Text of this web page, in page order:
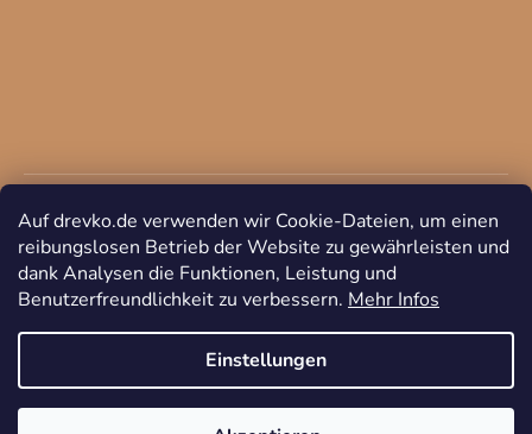
Auf drevko.de verwenden wir Cookie-Dateien, um einen
reibungslosen Betrieb der Website zu gewährleisten und
dank Analysen die Funktionen, Leistung und
Benutzerfreundlichkeit zu verbessern. Mehr Infos
Einstellungen
Copyright 2026DREVKO. Alle Rechte vorbehalten.